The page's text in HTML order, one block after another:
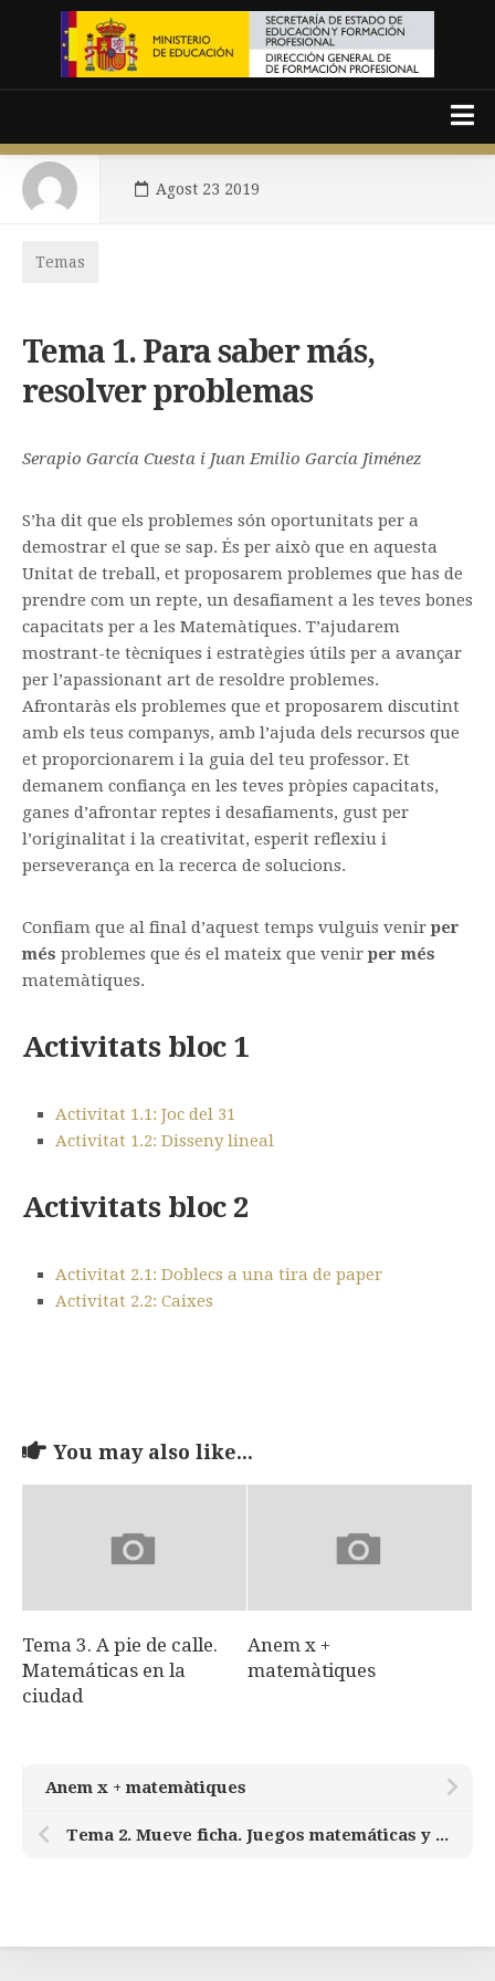
Català
Àrea de Monitores
Agost 23 2019
Temas
Tema 1. Para saber más,
resolver problemas
Serapio García Cuesta i Juan Emilio García Jiménez
S’ha dit que els problemes són oportunitats per a
demostrar el que se sap. És per això que en aquesta
Unitat de treball, et proposarem problemes que has de
prendre com un repte, un desafiament a les teves bones
capacitats per a les Matemàtiques. T’ajudarem
mostrant-te tècniques i estratègies útils per a avançar
per l’apassionant art de resoldre problemes.
Afrontaràs els problemes que et proposarem discutint
amb els teus companys, amb l’ajuda dels recursos que
et proporcionarem i la guia del teu professor. Et
demanem confiança en les teves pròpies capacitats,
ganes d’afrontar reptes i desafiaments, gust per
l’originalitat i la creativitat, esperit reflexiu i
perseverança en la recerca de solucions.
Confiam que al final d’aquest temps vulguis venir per
més problemes que és el mateix que venir per més
matemàtiques.
Activitats bloc 1
Activitat 1.1: Joc del 31
Activitat 1.2: Disseny lineal
Activitats bloc 2
Activitat 2.1: Doblecs a una tira de paper
Activitat 2.2: Caixes
You may also like...
Tema 3. A pie de calle.
Matemáticas en la
ciudad
Anem x +
matemàtiques
Anem x + matemàtiques
Tema 2. Mueve ficha. Juegos matemáticas y estrategias